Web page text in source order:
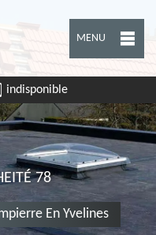
MENU
indisponible
78
En Yvelines